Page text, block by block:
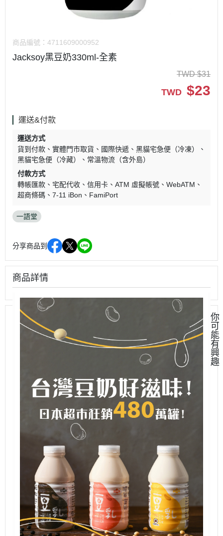
商品編號： 4711609000952
Jacksoy黑豆奶330ml-全素
TWD $31
TWD $23
運送&付款
運送方式
貨到付款
實體門市取貨 國際快遞
黑貓宅急便（冷凍）
黑貓宅急便（冷藏）
常溫物流（含外島）
付款方式
轉帳匯款
宅配代收 信用卡 ATM 虛擬帳號
WebATM
超商條碼
7-11 iBon FamiPort
一語堂
分享商品到
商品詳情
你
可
能
有
興
趣